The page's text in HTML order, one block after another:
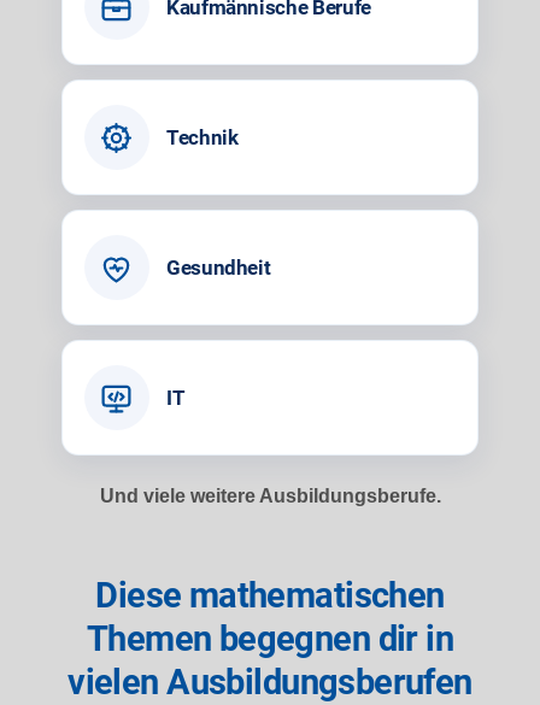
Kaufmännische Berufe
Technik
Gesundheit
IT
Und viele weitere Ausbildungsberufe.
Diese mathematischen
Themen begegnen dir in
vielen Ausbildungsberufen